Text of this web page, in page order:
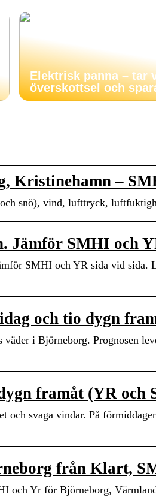
Elektrisk panna – tar
överskottsel och
Kristinehamn –
snö), vind, lufttryck,
Jämför SMHI och
SMHI och YR sida vid sida.
och tio dygn
i Björneborg. Prognosen
framåt (YR och
och svaga vindar. På
från Klart,
och Yr för Björneborg,